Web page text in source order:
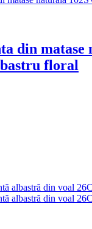
din matase
floral